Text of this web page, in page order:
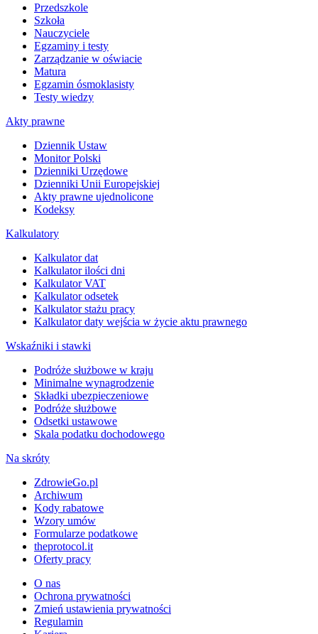
Przedszkole
Szkoła
Nauczyciele
Egzaminy i testy
Zarządzanie w oświacie
Matura
Egzamin ósmoklasisty
Testy wiedzy
Akty prawne
Dziennik Ustaw
Monitor Polski
Dzienniki Urzędowe
Dzienniki Unii Europejskiej
Akty prawne ujednolicone
Kodeksy
Kalkulatory
Kalkulator dat
Kalkulator ilości dni
Kalkulator VAT
Kalkulator odsetek
Kalkulator stażu pracy
Kalkulator daty wejścia w życie aktu prawnego
Wskaźniki i stawki
Podróże służbowe w kraju
Minimalne wynagrodzenie
Składki ubezpieczeniowe
Podróże służbowe
Odsetki ustawowe
Skala podatku dochodowego
Na skróty
ZdrowieGo.pl
Archiwum
Kody rabatowe
Wzory umów
Formularze podatkowe
theprotocol.it
Oferty pracy
O nas
Ochrona prywatności
Zmień ustawienia prywatności
Regulamin